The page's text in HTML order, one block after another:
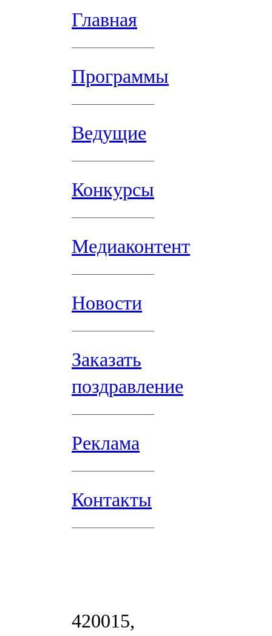
Главная
Программы
Ведущие
Конкурсы
Медиаконтент
Новости
Заказать
поздравление
Реклама
Контакты
420015,